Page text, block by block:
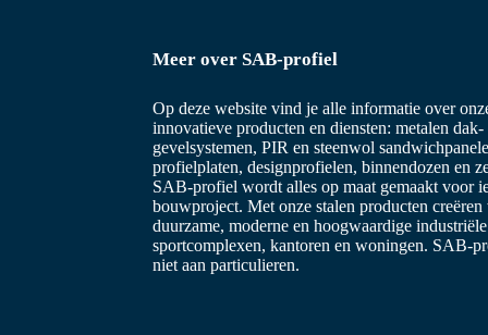
Meer over SAB-profiel
Op deze website vind je alle informatie over
innovatieve producten en diensten: metalen dak-
gevelsystemen, PIR en steenwol
profielplaten, designprofielen, binnendozen en
SAB-profiel wordt alles op maat gemaakt voor
bouwproject. Met onze stalen producten creëren
duurzame, moderne en hoogwaardige
sportcomplexen, kantoren en woningen. SAB-
niet aan particulieren.